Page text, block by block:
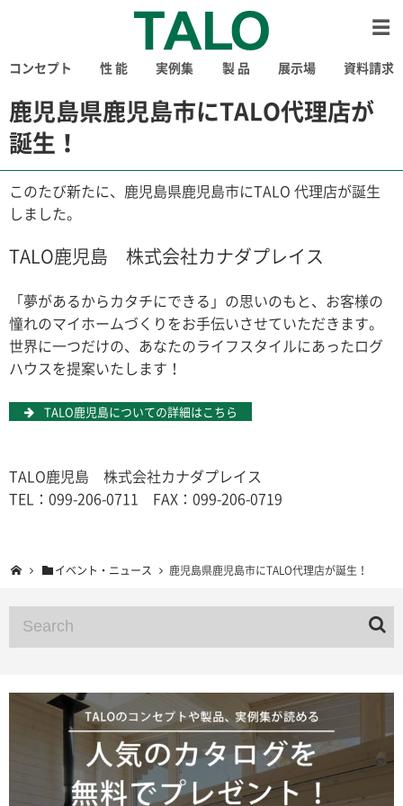
コンセプト 性 能 実例集 製 品 展示場 資料請求
鹿児島県鹿児島市にTALO代理店が
誕生！
このたび新たに、鹿児島県鹿児島市にTALO 代理店が誕生
しました。
TALO鹿児島 株式会社カナダプレイス
「夢があるからカタチにできる」の思いのもと、お客様の
憧れのマイホームづくりをお手伝いさせていただきます。
世界に一つだけの、あなたのライフスタイルにあったログ
ハウスを提案いたします！
TALO鹿児島についての詳細はこちら
TALO鹿児島 株式会社カナダプレイス
TEL：099-206-0711 FAX：099-206-0719
イベント・ニュース 鹿児島県鹿児島市にTALO代理店が誕生！